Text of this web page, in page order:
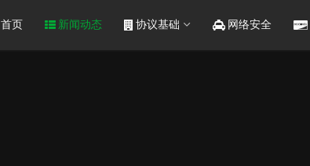
首页 新闻动态 协议基础 网络安全